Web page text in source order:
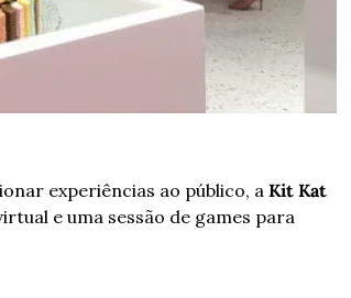
experiências ao público, a Kit Kat
e uma sessão de games para